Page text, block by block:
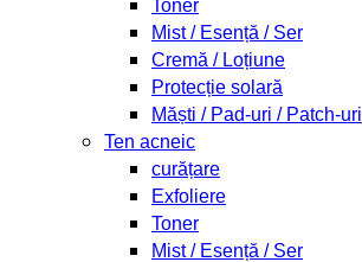
Toner
Mist / Esență / Ser
Cremă / Loțiune
Protecție solară
Măști / Pad-uri / Patch-uri
Ten acneic
curățare
Exfoliere
Toner
Mist / Esență / Ser